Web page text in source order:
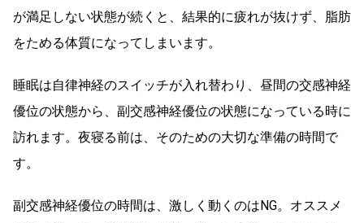
が満足しない状態が続くと、結果的に疲れが抜けず、脂肪
をためる体質になってしまいます。
睡眠は自律神経のスイッチが入れ替わり、昼間の交感神経
優位の状態から、副交感神経優位の状態になっている時に
訪れます。夜寝る前は、そのための大切な準備の時間で
す。
副交感神経優位の時間は、激しく動くのはNG。オススメ